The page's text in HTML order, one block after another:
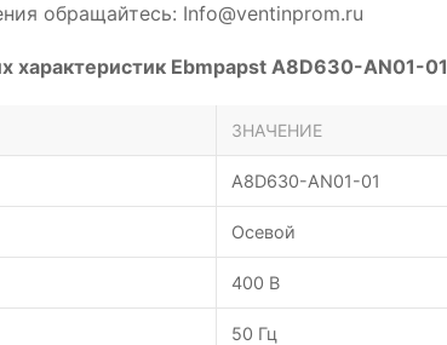
обращайтесь: Info@ventinprom.ru
характеристик Ebmpapst A8D630-AN01-01
ЗНАЧЕНИЕ
A8D630-AN01-01
Осевой
400 В
50 Гц